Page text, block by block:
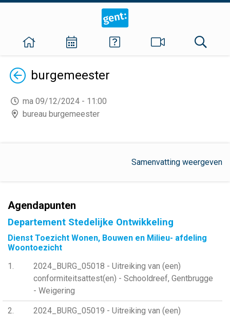
Terugburgemeester
ma 09/12/2024 - 11:00
bureau burgemeester
Samenvatting weergeven
Agendapunten
Departement Stedelijke Ontwikkeling
Dienst Toezicht Wonen, Bouwen en Milieu- afdeling
Woontoezicht
1
2024_BURG_05018 - Uitreiking van (een)
conformiteitsattest(en) - Schooldreef, Gentbrugge
- Weigering
2
2024_BURG_05019 - Uitreiking van (een)